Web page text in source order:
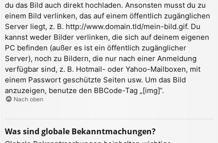
du das Bild auch direkt hochladen. Ansonsten musst du zu
einem Bild verlinken, das auf einem öffentlich zugänglichen
Server liegt, z. B. http://www.domain.tld/mein-bild.gif. Du
kannst weder Bilder verlinken, die sich auf deinem eigenen
PC befinden (außer es ist ein öffentlich zugänglicher
Server), noch zu Bildern, die nur nach einer Anmeldung
verfügbar sind, z. B. Hotmail- oder Yahoo-Mailboxen, mit
einem Passwort geschützte Seiten usw. Um das Bild
anzuzeigen, benutze den BBCode-Tag „[img]“.
Nach oben
Was sind globale Bekanntmachungen?